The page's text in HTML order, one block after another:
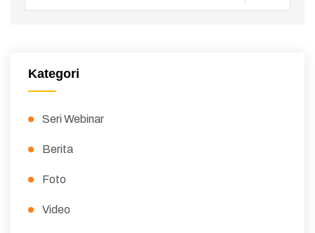
Kategori
Seri Webinar
Berita
Foto
Video